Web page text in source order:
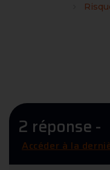
2 réponse -
Accéder à la